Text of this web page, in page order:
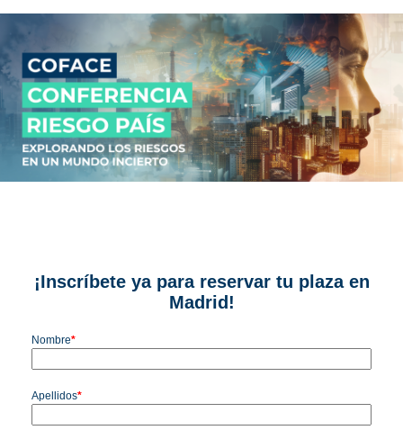
¡Inscríbete ya para reservar tu plaza en
Madrid!
Nombre*
Apellidos*